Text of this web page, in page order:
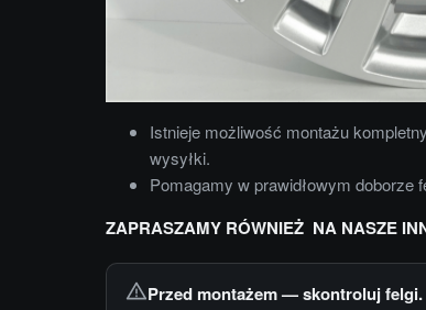
Istnieje możliwość montażu
wysyłki.
Pomagamy w prawidłowym doborze
ZAPRASZAMY RÓWNIEŻ NA NASZE
Przed montażem — skontroluj felgi.